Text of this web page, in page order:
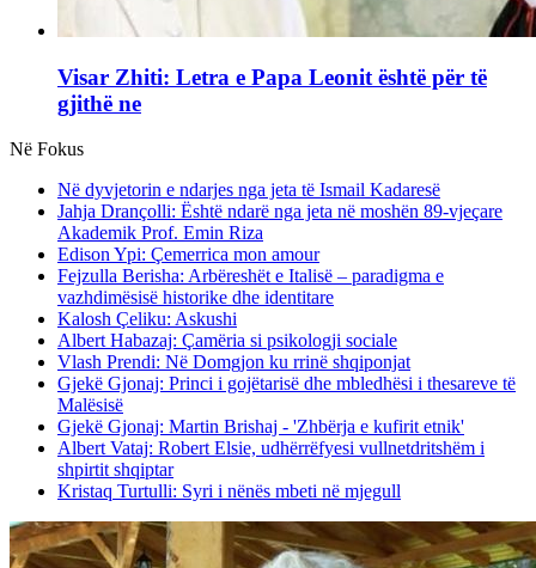
Visar Zhiti: Letra e Papa Leonit është për të
gjithë ne
Në Fokus
Në dyvjetorin e ndarjes nga jeta të Ismail Kadaresë
Jahja Drançolli: Është ndarë nga jeta në moshën 89-vjeçare
Akademik Prof. Emin Riza
Edison Ypi: Çemerrica mon amour
Fejzulla Berisha: Arbëreshët e Italisë – paradigma e
vazhdimësisë historike dhe identitare
Kalosh Çeliku: Askushi
Albert Habazaj: Çamëria si psikologji sociale
Vlash Prendi: Në Domgjon ku rrinë shqiponjat
Gjekë Gjonaj: Princi i gojëtarisë dhe mbledhësi i thesareve të
Malësisë
Gjekë Gjonaj: Martin Brishaj - 'Zhbërja e kufirit etnik'
Albert Vataj: Robert Elsie, udhërrëfyesi vullnetdritshëm i
shpirtit shqiptar
Kristaq Turtulli: Syri i nënës mbeti në mjegull